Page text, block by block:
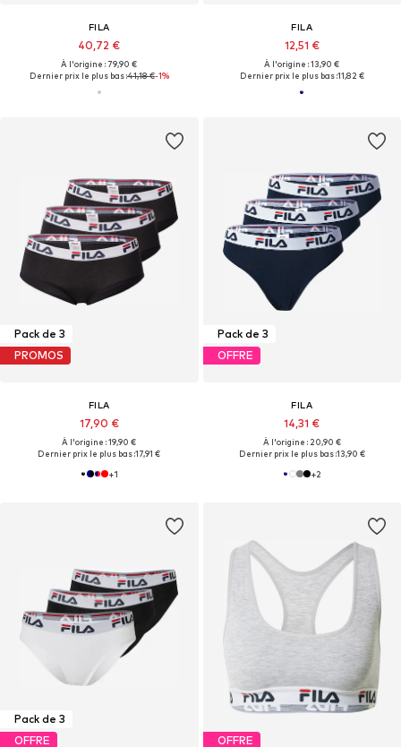
FILA
40,72 €
À l'origine : 79,90 €
Dernier prix le plus bas :41,18 €-1%
FILA
12,51 €
À l'origine : 13,90 €
Dernier prix le plus bas :11,82 €
Pack de 3
PROMOS
FILA
17,90 €
À l'origine : 19,90 €
Dernier prix le plus bas :17,91 €
+1
Pack de 3
OFFRE
FILA
14,31 €
À l'origine : 20,90 €
Dernier prix le plus bas :13,90 €
+2
Pack de 3
OFFRE
OFFRE